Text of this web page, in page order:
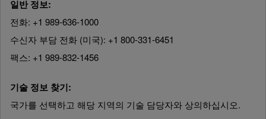
일반 정보:
전화: +1 989-636-1000
수신자 부담 전화 (미국): +1 800-331-6451
팩스: +1 989-832-1456
기술 정보 찾기:
국가를 선택하고 해당 지역의 기술 담당자와 상의하십시오.